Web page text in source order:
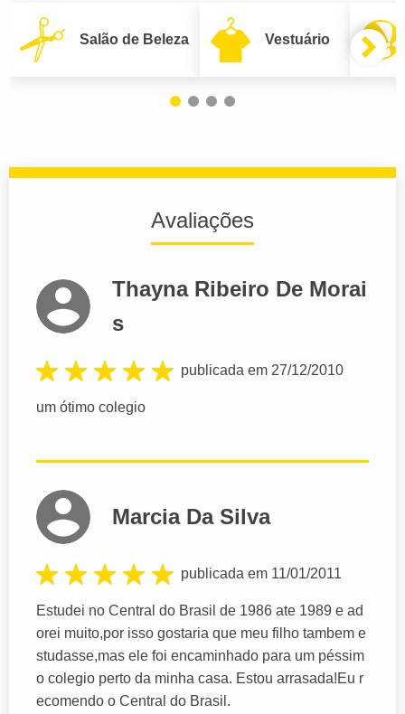
Salão de Beleza Vestuário
Avaliações
Thayna Ribeiro De Morai
s
publicada em 27/12/2010
um ótimo colegio
Marcia Da Silva
publicada em 11/01/2011
Estudei no Central do Brasil de 1986 ate 1989 e ad
orei muito,por isso gostaria que meu filho tambem e
studasse,mas ele foi encaminhado para um péssim
o colegio perto da minha casa. Estou arrasada!Eu r
ecomendo o Central do Brasil.